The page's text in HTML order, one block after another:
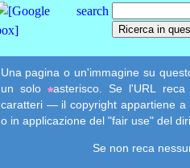
Una pagina o un'immagine su
un solo *asterisco. Se l'URL
caratteri — il copyright appartiene a
o in applicazione del "fair use" del
Se non reca